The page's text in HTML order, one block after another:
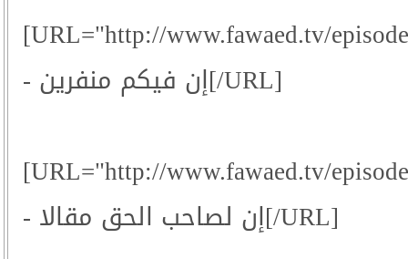
[URL="http://www.fawaed.tv/
- إن فيكم منفرين[/URL]
[URL="http://www.fawaed.tv/
- إن لصاحب الحق مقالا[/URL]